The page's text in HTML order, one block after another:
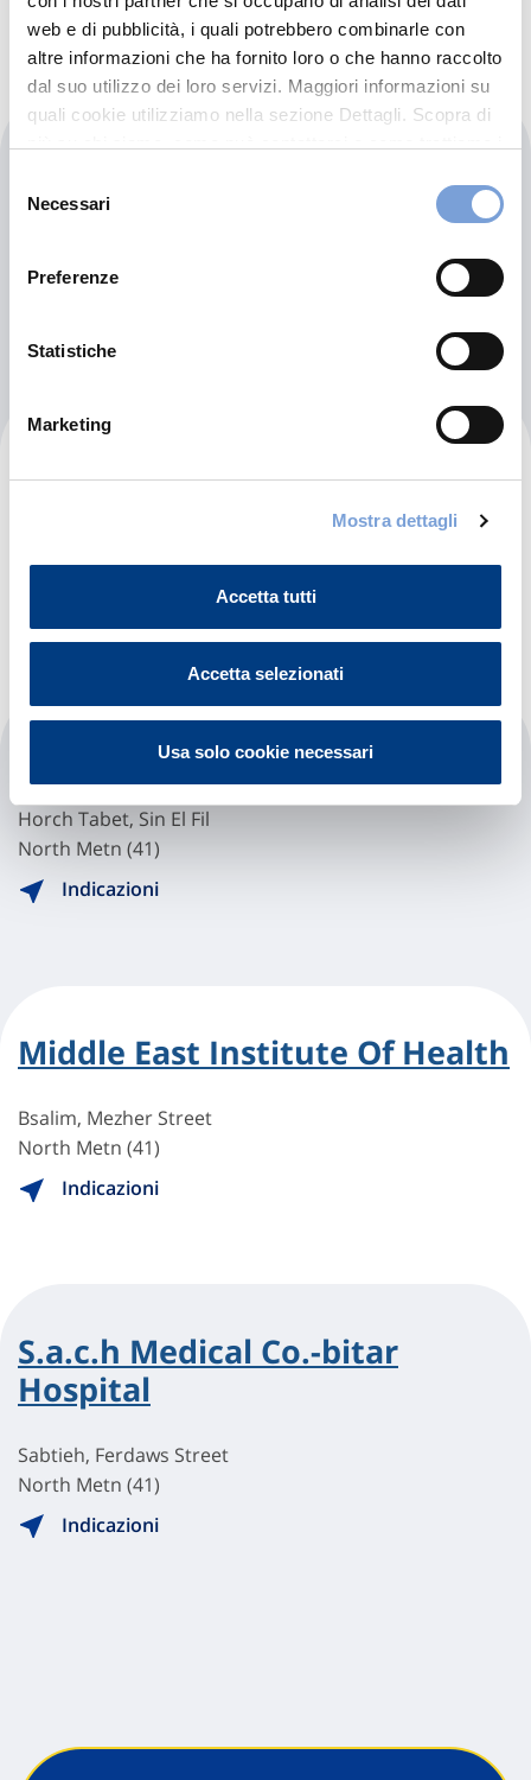
web e di pubblicità, i quali potrebbero combinarle con
altre informazioni che ha fornito loro o che hanno raccolto
dal suo utilizzo dei loro servizi. Maggiori informazioni su
quali cookie utilizziamo nella sezione Dettagli. Scopra di
può trovare nel footer del sito nella sezione "Informativa
delNecessari
Preferenze
Statistiche
Marketing
Mostra dettagli
Accetta tutti
Accetta selezionati
Usa solo cookie necessari
Haroun Hospital
Indicazioni
Horch Tabet, Al Amir Chehab Street
Libano Canadian Hospital
Horch Tabet, Sin El Fil
North Metn (41)
Indicazioni
Middle East Institute Of Health
Bsalim, Mezher Street
North Metn (41)
Indicazioni
S.a.c.h Medical Co.-bitar
Hospital
Sabtieh, Ferdaws Street
North Metn (41)
Indicazioni